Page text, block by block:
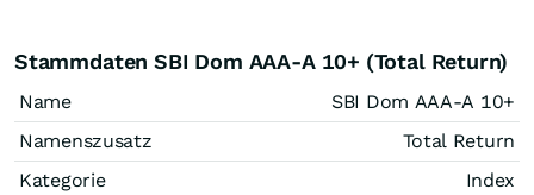
Stammdaten SBI Dom AAA-A 10+ (Total Return)
Name
SBI Dom AAA-A 10+
Namenszusatz
Total Return
Kategorie
Index